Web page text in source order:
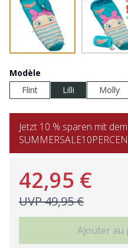
Modèle
Flint
Lilli Molly
Jetzt 10 % sparen mit
42,95 €
UVP49,95 €
Ajouter au